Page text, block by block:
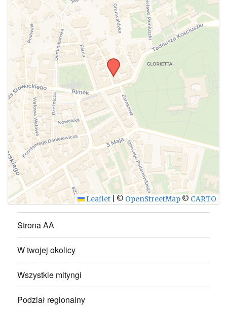
WYŚLIJ
Leaflet © OpenStreetMap © CARTO
Strona AA
W twojej okolicy
Wszystkie mityngi
Podział regionalny